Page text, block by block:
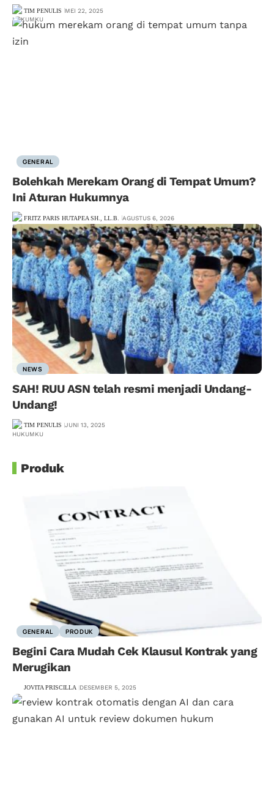
TIM PENULIS MEI 22, 2025
GENERAL
Bolehkah Merekam Orang di Tempat Umum?
Ini Aturan Hukumnya
FRITZ PARIS HUTAPEA SH., LL.B. AGUSTUS 6, 2026
NEWS
SAH! RUU ASN telah resmi menjadi Undang-
Undang!
TIM PENULIS JUNI 13, 2025
Produk
GENERAL PRODUK
Begini Cara Mudah Cek Klausul Kontrak yang
Merugikan
JOVITA PRISCILLA DESEMBER 5, 2025